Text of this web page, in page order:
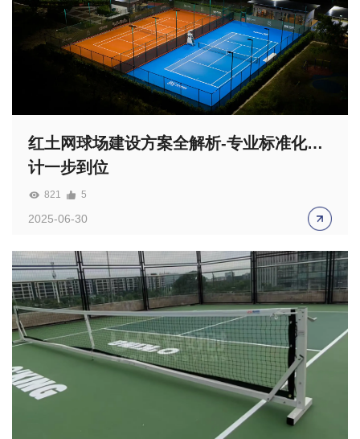
红土网球场建设方案全解析-专业标准化设
计一步到位
821 5
2025-06-30